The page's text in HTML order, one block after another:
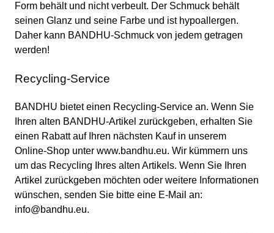
Form behält und nicht verbeult. Der Schmuck behält
seinen Glanz und seine Farbe und ist hypoallergen.
Daher kann BANDHU-Schmuck von jedem getragen
werden!
Recycling-Service
BANDHU bietet einen Recycling-Service an. Wenn Sie
Ihren alten BANDHU-Artikel zurückgeben, erhalten Sie
einen Rabatt auf Ihren nächsten Kauf in unserem
Online-Shop unter www.bandhu.eu. Wir kümmern uns
um das Recycling Ihres alten Artikels. Wenn Sie Ihren
Artikel zurückgeben möchten oder weitere Informationen
wünschen, senden Sie bitte eine E-Mail an:
info@bandhu.eu.